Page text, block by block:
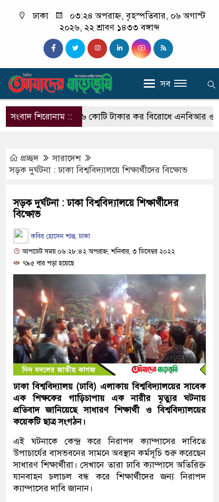
ঢাকা
০৩:২৪ অপরাহ্ন, বৃহস্পতিবার, ০৬ অগাস্ট
২০২৬, ২২ শ্রাবণ ১৪৩৩ বঙ্গাব্দ
সব
সংবাদ শিরোনাম ::৭৯৬ কোটি টাকার কর বিরোধে এনবিআর ও
প্রচ্ছদ
সারাদেশ
সড়ক দুর্ঘটনা : ঢাকা বিশ্ববিদ্যালয়ে শিক্ষার্থীদের বিক্ষোভ
সড়ক দুর্ঘটনা : ঢাকা বিশ্ববিদ্যালয়ে শিক্ষার্থীদের
বিক্ষোভ
কবির হোসেন শান্ত, ঢাকা
আপডেট সময় ০৬:২৮:৪২ অপরাহ্ন, শনিবার, ৩ ডিসেম্বর ২০২২
৭৯৫ বার পড়া হয়েছে
ঢাকা বিশ্ববিদ্যালয় (ঢাবি) এলাকায় বিশ্ববিদ্যালয়ের সাবেক
এক শিক্ষকের গাড়িচাপায় এক নারীর মৃত্যুর ঘটনায়
প্রতিবাদ জানিয়েছে সাধারণ শিক্ষার্থী ও বিশ্ববিদ্যালয়ের
কয়েকটি ছাত্র সংগঠন।
এই ঘটনাকে কেন্দ্র করে নিরাপদ ক্যাম্পাসের দাবিতে
উপাচার্যের বাসভবনের সামনে অবস্থান কর্মসূচি শুরু করেছেন
সাধারণ শিক্ষার্থীরা। সেখানে তারা ঢাবি ক্যাম্পাসে অতিরিক্ত
যানবাহন চলাচল বন্ধ করে শিক্ষার্থীদের জন্য নিরাপদ
ক্যাম্পাসের দাবি জানান।